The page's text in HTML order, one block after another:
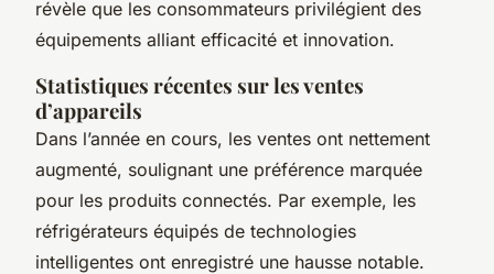
révèle que les consommateurs privilégient des
équipements alliant efficacité et innovation.
Statistiques récentes sur les ventes
d’appareils
Dans l’année en cours, les ventes ont nettement
augmenté, soulignant une préférence marquée
pour les produits connectés. Par exemple, les
réfrigérateurs équipés de technologies
intelligentes ont enregistré une hausse notable.